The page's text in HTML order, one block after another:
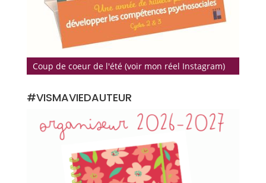
Coup de coeur de l'été (voir mon réel Instagram)
#VISMAVIEDAUTEUR